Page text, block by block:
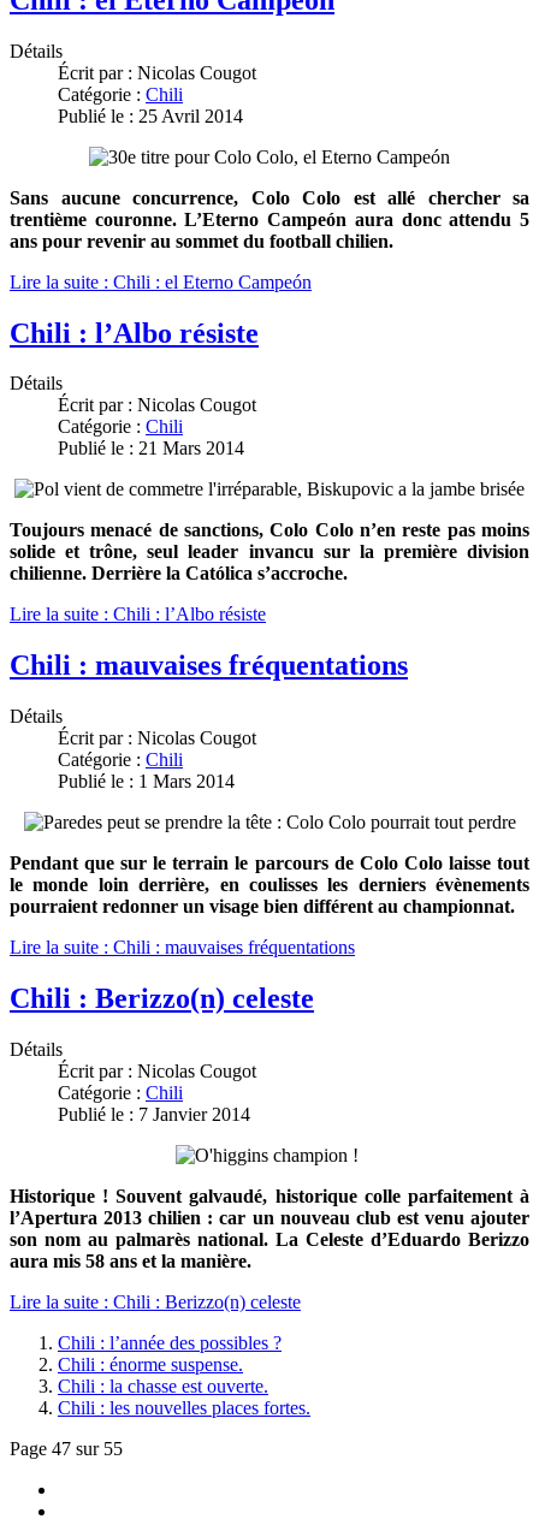
Détails
Écrit par : Nicolas Cougot
Catégorie : Chili
Publié le : 25 Avril 2014
Sans aucune concurrence, Colo Colo est allé chercher sa
trentième couronne. L’Eterno Campeón aura donc attendu 5
ans pour revenir au sommet du football chilien.
Lire la suite : Chili : el Eterno Campeón
Chili : l’Albo résiste
Détails
Écrit par : Nicolas Cougot
Catégorie : Chili
Publié le : 21 Mars 2014
Toujours menacé de sanctions, Colo Colo n’en reste pas moins
solide et trône, seul leader invancu sur la première division
chilienne. Derrière la Católica s’accroche.
Lire la suite : Chili : l’Albo résiste
Chili : mauvaises fréquentations
Détails
Écrit par : Nicolas Cougot
Catégorie : Chili
Publié le : 1 Mars 2014
Pendant que sur le terrain le parcours de Colo Colo laisse tout
le monde loin derrière, en coulisses les derniers évènements
pourraient redonner un visage bien différent au championnat.
Lire la suite : Chili : mauvaises fréquentations
Chili : Berizzo(n) celeste
Détails
Écrit par : Nicolas Cougot
Catégorie : Chili
Publié le : 7 Janvier 2014
Historique ! Souvent galvaudé, historique colle parfaitement à
l’Apertura 2013 chilien : car un nouveau club est venu ajouter
son nom au palmarès national. La Celeste d’Eduardo Berizzo
aura mis 58 ans et la manière.
Lire la suite : Chili : Berizzo(n) celeste
Chili : l’année des possibles ?
Chili : énorme suspense.
Chili : la chasse est ouverte.
Chili : les nouvelles places fortes.
Page 47 sur 55